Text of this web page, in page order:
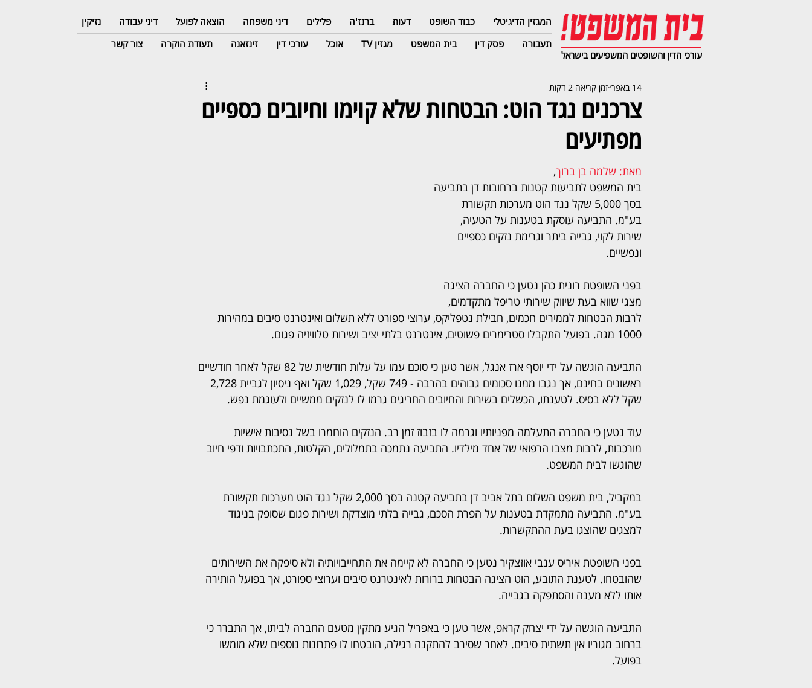
המגזין הדיגיטלי כבוד השופט דעות ברנז'ה פלילים דיני משפחה הוצאה לפועל דיני עבודה
נזיקין
תעבורה
פסק דין בית המשפט מגזין TV אוכל עורכי דין זינזאנה תעודת הוקרה צור קשר
עורכי הדין והשופטים המשפיעים בישראל
צרכנים נגד הוט: הבטחות שלא קוימו וחיובים כספיים
מפתיעים
14 באפר׳ זמן קריאה 2 דקות
מאת: שלמה בן ברוך,
בית המשפט לתביעות קטנות ברחובות דן בתביעה
בסך 5,000 שקל נגד הוט מערכות תקשורת
בע"מ. התביעה עוסקת בטענות על הטעיה,
שירות לקוי, גבייה ביתר וגרימת נזקים כספיים
ונפשיים.
בפני השופטת רונית כהן נטען כי החברה הציגה
מצגי שווא בעת שיווק שירותי טריפל מתקדמים,
לרבות הבטחות לממירים חכמים, חבילת נטפליקס, ערוצי ספורט ללא תשלום ואינטרנט סיבים במהירות
1000 מגה. בפועל התקבלו סטרימרים פשוטים, אינטרנט בלתי יציב ושירות טלוויזיה פגום.
התביעה הוגשה על ידי יוסף ארז אנגל, אשר טען כי סוכם עמו על עלות חודשית של 82 שקל לאחר חודשיים
שקל ללא בסיס. לטענתו, הכשלים בשירות והחיובים החריגים גרמו לו לנזקים ממשיים ולעוגמת נפש.
עוד נטען כי החברה התעלמה מפניותיו וגרמה לו בזבוז זמן רב. הנזקים הוחמרו בשל נסיבות אישיות
מורכבות, לרבות מצבו הרפואי של אחד מילדיו. התביעה נתמכה בתמלולים, הקלטות, התכתבויות ודפי חיוב
שהוגשו לבית המשפט.
במקביל, בית משפט השלום בתל אביב דן בתביעה קטנה בסך 2,000 שקל נגד הוט מערכות תקשורת
בע"מ. התביעה מתמקדת בטענות על הפרת הסכם, גבייה בלתי מוצדקת ושירות פגום שסופק בניגוד
למצגים שהוצגו בעת ההתקשרות.
בפני השופטת איריס ענבי אוזצקיר נטען כי החברה לא קיימה את התחייבויותיה ולא סיפקה את השירותים
שהובטחו. לטענת התובע, הוט הציגה הבטחות ברורות לאינטרנט סיבים וערוצי ספורט, אך בפועל הותירה
אותו ללא מענה והסתפקה בגבייה.
התביעה הוגשה על ידי יצחק קראפ, אשר טען כי באפריל הגיע מתקין מטעם החברה לביתו, אך התברר כי
ברחוב מגוריו אין תשתית סיבים. לאחר שסירב להתקנה רגילה, הובטחו לו פתרונות נוספים שלא מומשו
בפועל.